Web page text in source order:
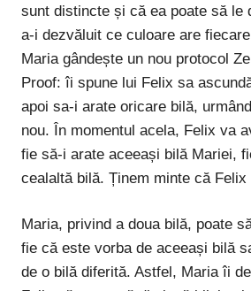
sunt distincte și că ea poate să le
a-i dezvăluit ce culoare are
Maria gândește un nou protocol
Proof: îi spune lui Felix sa
apoi sa-i arate oricare bilă,
nou. În momentul acela, Felix va
fie să-i arate aceeași bilă Mariei,
cealaltă bilă. Ținem minte că Felix
Maria, privind a doua bilă, poate
fie că este vorba de aceeași bilă
de o bilă diferită. Astfel, Maria îi